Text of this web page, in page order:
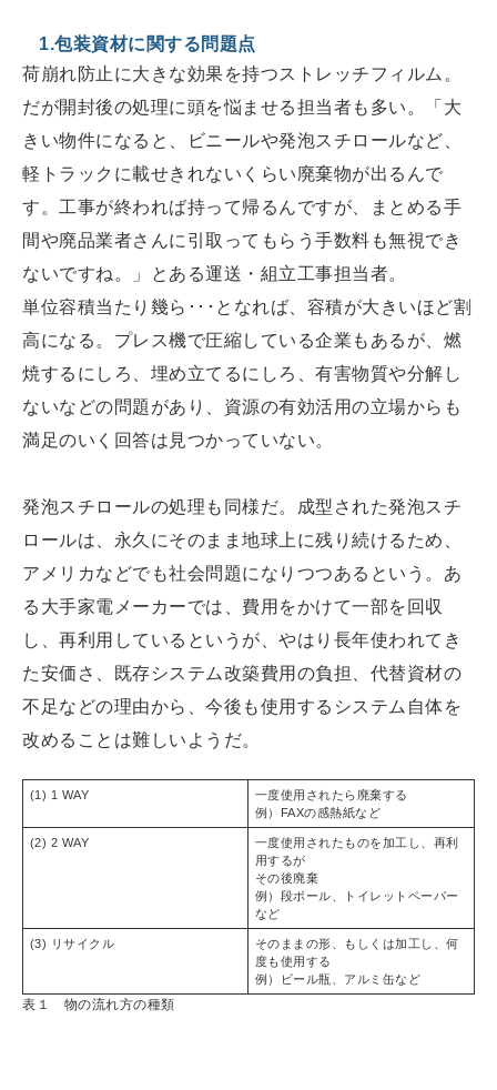
1.包装資材に関する問題点
荷崩れ防止に大きな効果を持つストレッチフィルム。
だが開封後の処理に頭を悩ませる担当者も多い。「大
きい物件になると、ビニールや発泡スチロールなど、
軽トラックに載せきれないくらい廃棄物が出るんで
す。工事が終われば持って帰るんですが、まとめる手
間や廃品業者さんに引取ってもらう手数料も無視でき
ないですね。」とある運送・組立工事担当者。
単位容積当たり幾ら･･･となれば、容積が大きいほど割
高になる。プレス機で圧縮している企業もあるが、燃
焼するにしろ、埋め立てるにしろ、有害物質や分解し
ないなどの問題があり、資源の有効活用の立場からも
満足のいく回答は見つかっていない。
発泡スチロールの処理も同様だ。成型された発泡スチ
ロールは、永久にそのまま地球上に残り続けるため、
アメリカなどでも社会問題になりつつあるという。あ
る大手家電メーカーでは、費用をかけて一部を回収
し、再利用しているというが、やはり長年使われてき
た安価さ、既存システム改築費用の負担、代替資材の
不足などの理由から、今後も使用するシステム自体を
改めることは難しいようだ。
(1) 1 WAY
一度使用されたら廃棄する
例）FAXの感熱紙など
(2) 2 WAY
一度使用されたものを加工し、再利
用するが
その後廃棄
例）段ボール、トイレットペーパー
など
(3) リサイクル
そのままの形、もしくは加工し、何
度も使用する
例）ビール瓶、アルミ缶など
表１ 物の流れ方の種類